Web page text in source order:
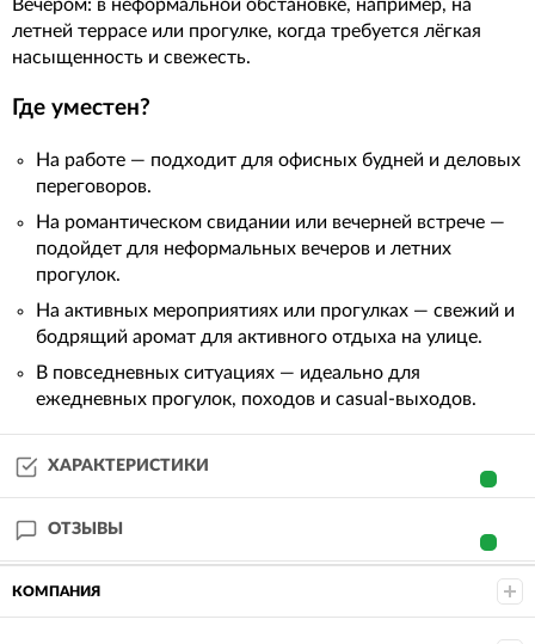
Вечером: в неформальной обстановке, например, на
летней террасе или прогулке, когда требуется лёгкая
насыщенность и свежесть.
Где уместен?
На работе — подходит для офисных будней и деловых
переговоров.
На романтическом свидании или вечерней встрече —
подойдет для неформальных вечеров и летних
прогулок.
На активных мероприятиях или прогулках — свежий и
бодрящий аромат для активного отдыха на улице.
В повседневных ситуациях — идеально для
ежедневных прогулок, походов и casual-выходов.
ХАРАКТЕРИСТИКИ
ОТЗЫВЫ
КОМПАНИЯ